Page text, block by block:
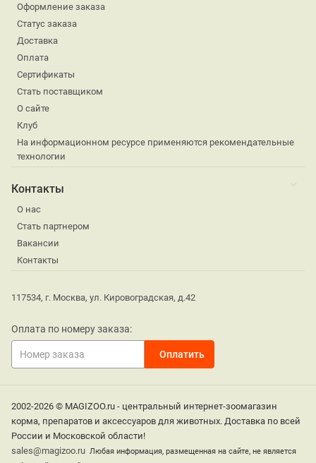
Оформление заказа
Статус заказа
Доставка
Оплата
Сертификаты
Стать поставщиком
О сайте
Клуб
На информационном ресурсе применяются рекомендательные
технологии
Контакты
О нас
Стать партнером
Вакансии
Контакты
117534, г. Москва, ул. Кировоградская, д.42
Оплата по номеру заказа:
2002-2026 © MAGIZOO.ru - центральный интернет-зоомагазин
корма, препаратов и аксессуаров для животных. Доставка по всей
России и Московской области!
sales@magizoo.ru Любая информация, размещенная на сайте, не является